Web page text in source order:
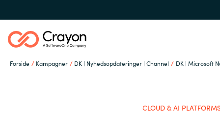
Forside Kampagner DK | Nyhedsopdateringer | Channel DK | Microsoft
CLOUD & AI